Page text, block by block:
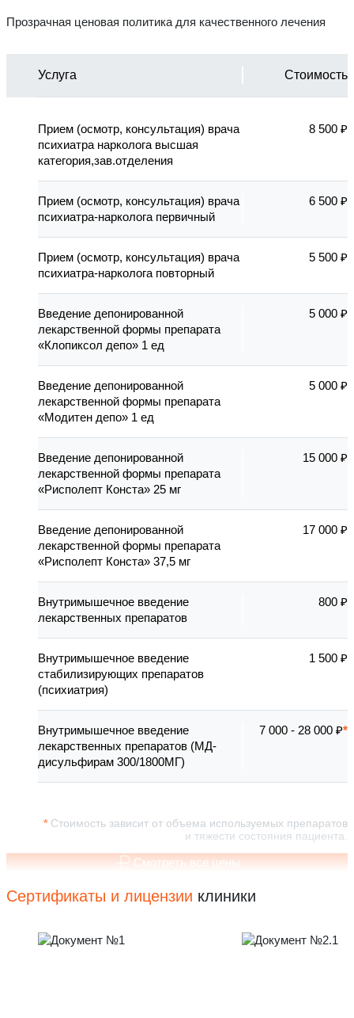
Прозрачная ценовая политика для качественного лечения
Стоимость зависит от объема используемых препаратов
и тяжести состояния пациента.
Услуга Стоимость
Прием (осмотр, консультация) врача
психиатра нарколога высшая
категория,зав.отделения
8 500 ₽
Прием (осмотр, консультация) врача
психиатра-нарколога первичный
6 500 ₽
Прием (осмотр, консультация) врача
психиатра-нарколога повторный
5 500 ₽
Введение депонированной
лекарственной формы препарата
«Клопиксол депо» 1 ед
5 000 ₽
Введение депонированной
лекарственной формы препарата
«Модитен депо» 1 ед
5 000 ₽
Введение депонированной
лекарственной формы препарата
«Рисполепт Конста» 25 мг
15 000 ₽
Введение депонированной
лекарственной формы препарата
«Рисполепт Конста» 37,5 мг
17 000 ₽
Внутримышечное введение
лекарственных препаратов
800 ₽
Внутримышечное введение
стабилизирующих препаратов
(психиатрия)
1 500 ₽
Внутримышечное введение
лекарственных препаратов (МД-
дисульфирам 300/1800МГ)
7 000 - 28 000 ₽
Смотреть все цены
Сертификаты и лицензии клиники